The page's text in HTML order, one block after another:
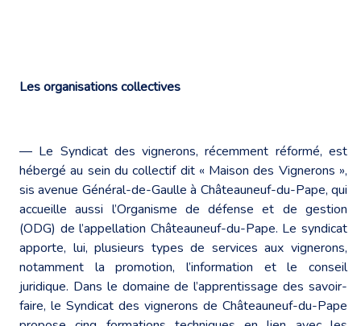
Les organisations collectives
― Le Syndicat des vignerons, récemment réformé, est
hébergé au sein du collectif dit « Maison des Vignerons »,
sis avenue Général-de-Gaulle à Châteauneuf-du-Pape, qui
accueille aussi l’Organisme de défense et de gestion
(ODG) de l’appellation Châteauneuf-du-Pape. Le syndicat
apporte, lui, plusieurs types de services aux vignerons,
notamment la promotion, l’information et le conseil
juridique. Dans le domaine de l’apprentissage des savoir-
faire, le Syndicat des vignerons de Châteauneuf-du-Pape